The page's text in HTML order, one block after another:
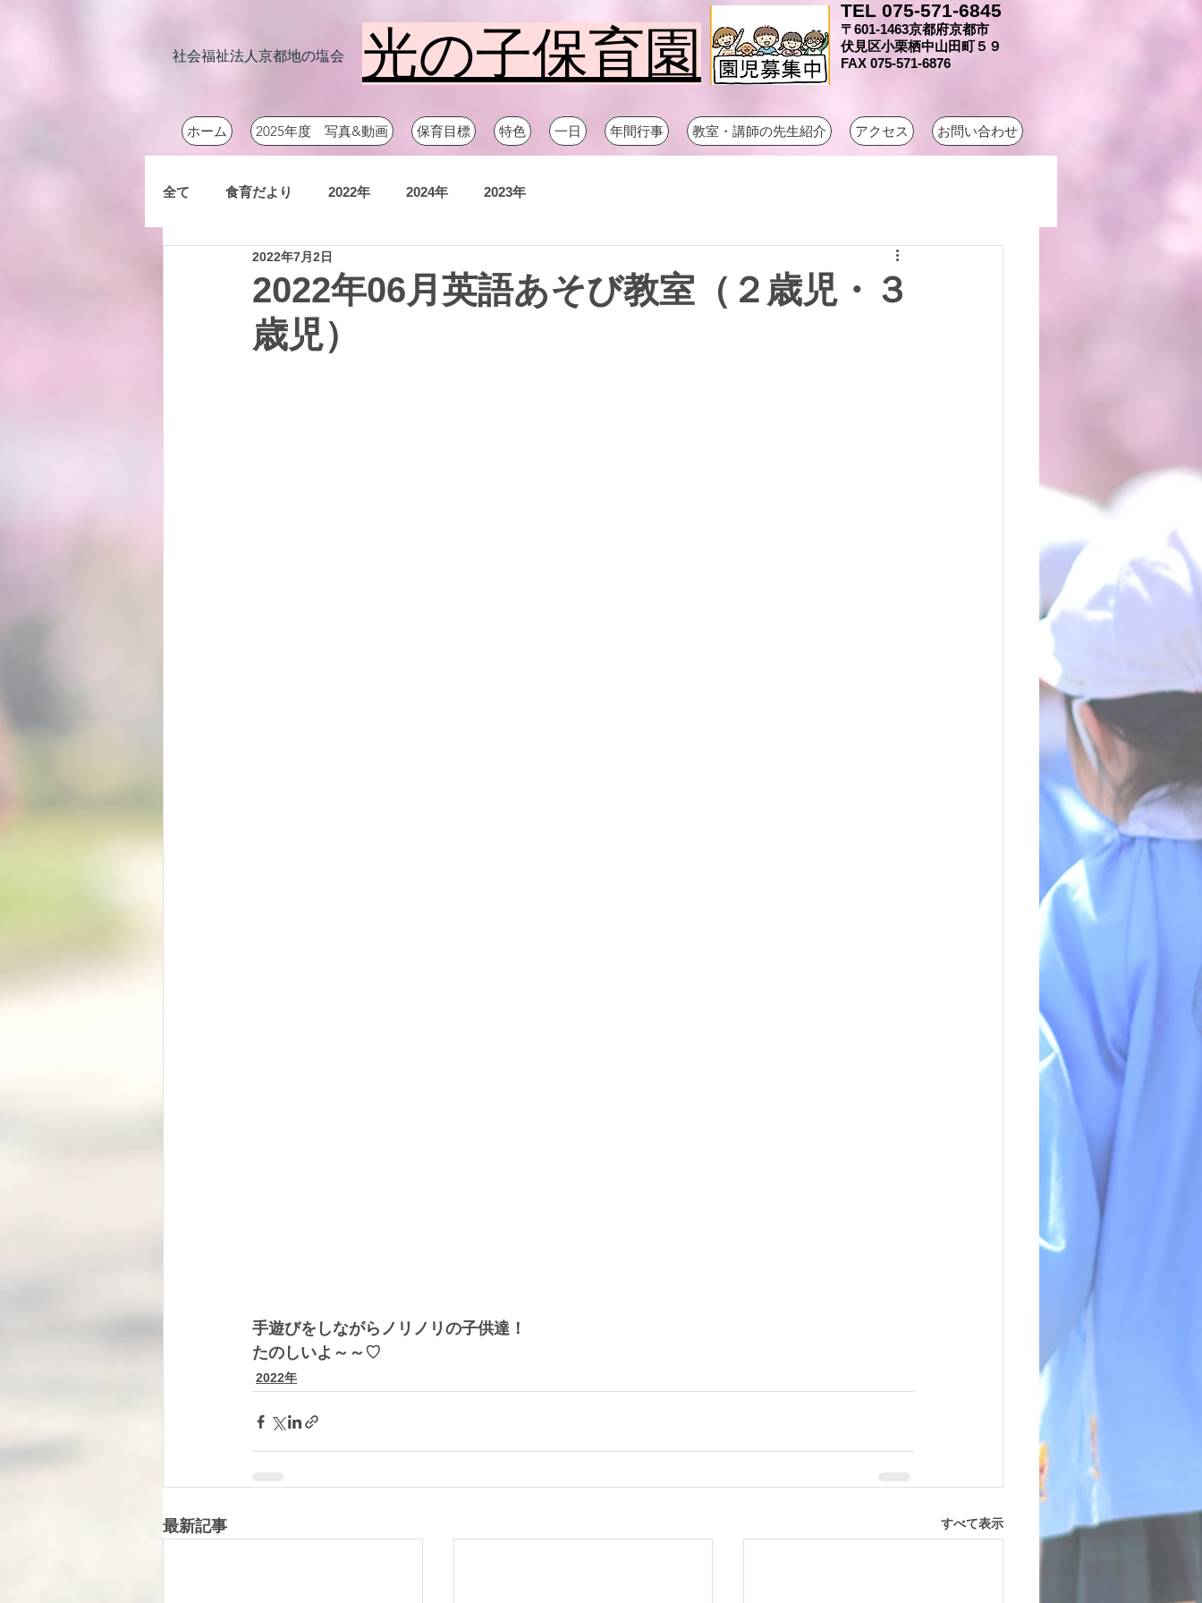
社会福祉法人京都地の塩会 光の子保育園
TEL 075-571-6845
〒601-1463京都府京都市
伏見区小栗栖中山田町５９
FAX 075-571-6876
ホーム 2025年度 写真&動画 保育目標 特色 一日 年間行事 教室・講師の先生紹介 アクセス お問い合わせ
全て 食育だより 2022年 2024年 2023年
2022年06月英語あそび教室（２歳児・３
歳児）
2022年7月2日
手遊びをしながらノリノリの子供達！
たのしいよ～～♡
2022年
最新記事 すべて表示